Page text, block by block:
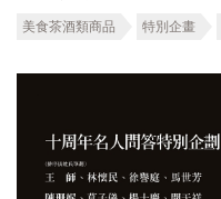
美食茶酒類商品 特別企畫